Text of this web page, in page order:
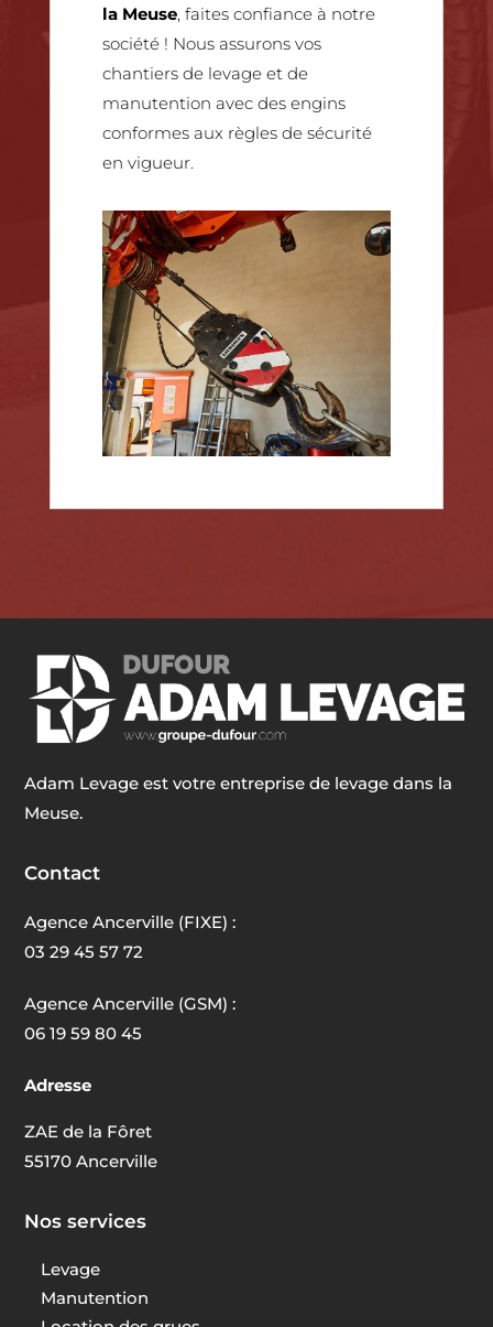
la Meuse, faites confiance à notre
société ! Nous assurons vos
chantiers de levage et de
manutention avec des engins
conformes aux règles de sécurité
en vigueur.
Adam Levage est votre entreprise de levage dans la
Meuse.
Contact
Agence Ancerville (FIXE) :
03 29 45 57 72
Agence Ancerville (GSM) :
06 19 59 80 45
Adresse
ZAE de la Fôret
55170 Ancerville
Nos services
Levage
Manutention